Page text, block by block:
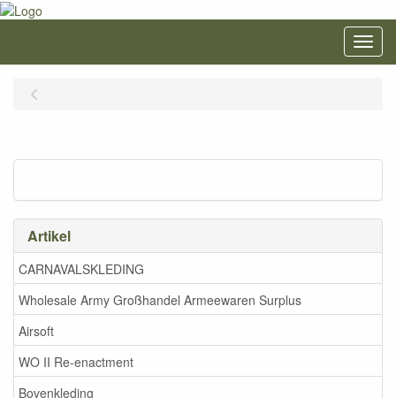
Menu
Artikel
CARNAVALSKLEDING
Wholesale Army Großhandel Armeewaren Surplus
Airsoft
WO II Re-enactment
Bovenkleding